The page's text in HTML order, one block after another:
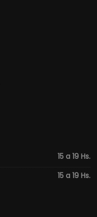
15 a 19 Hs.
15 a 19 Hs.